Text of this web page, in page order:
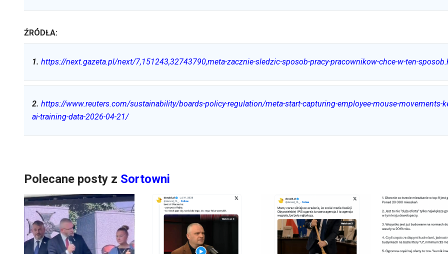
ŹRÓDŁA:
1. https://next.gazeta.pl/next/7,151243,32743790,meta-zacznie-sledzic-sposob-pracy-pracownikow-chce-w-ten-
2. https://www.reuters.com/sustainability/boards-policy-regulation/meta-start-capturing-employee-mouse-movements-
ai-training-data-2026-04-21/
Polecane posty z Sortowni